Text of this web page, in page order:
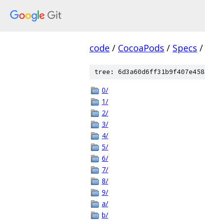
code / CocoaPods / Specs /
tree:
0/
1/
2/
3/
4/
5/
6/
7/
8/
9/
a/
b/